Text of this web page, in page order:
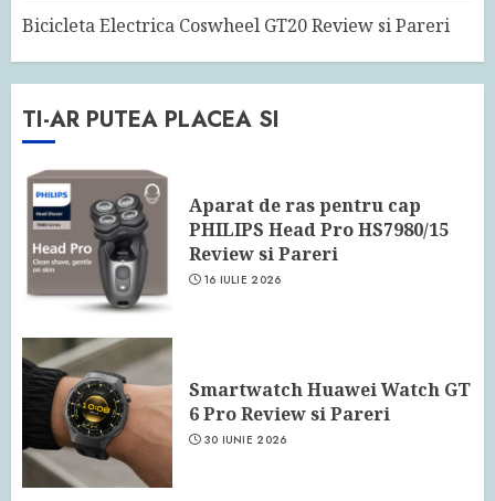
Bicicleta Electrica Coswheel GT20 Review si Pareri
TI-AR PUTEA PLACEA SI
Aparat de ras pentru cap
PHILIPS Head Pro HS7980/15
Review si Pareri
16 IULIE 2026
Smartwatch Huawei Watch GT
6 Pro Review si Pareri
30 IUNIE 2026